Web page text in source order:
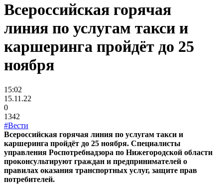
Всероссийская горячая
линия по услугам такси и
каршеринга пройдёт до 25
ноября
15:02
15.11.22
0
1342
#Вести
Всероссийская горячая линия по услугам такси и
каршеринга пройдёт до 25 ноября. Специалисты
управления Роспотребнадзора по Нижегородской области
проконсультируют граждан и предпринимателей о
правилах оказания транспортных услуг, защите прав
потребителей.